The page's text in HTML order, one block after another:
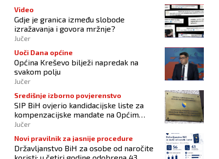
Video
Gdje je granica između slobode
izražavanja i govora mržnje?
Jučer
Uoči Dana općine
Općina Kreševo bilježi napredak na
svakom polju
Jučer
Središnje izborno povjerenstvo
SIP BiH ovjerio kandidacijske liste za
kompenzacijske mandate na Općim
izborima 2026
Jučer
Novi pravilnik za jasnije procedure
Državljanstvo BiH za osobe od naročite